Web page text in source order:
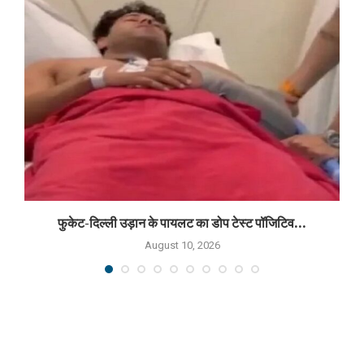
फुकेट-दिल्ली उड़ान के पायलट का डोप टेस्ट पॉजिटिव...
August 10, 2026